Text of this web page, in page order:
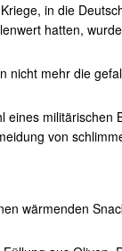
in die
hatten,
nicht mehr die
eines militärischen
von
wärmenden